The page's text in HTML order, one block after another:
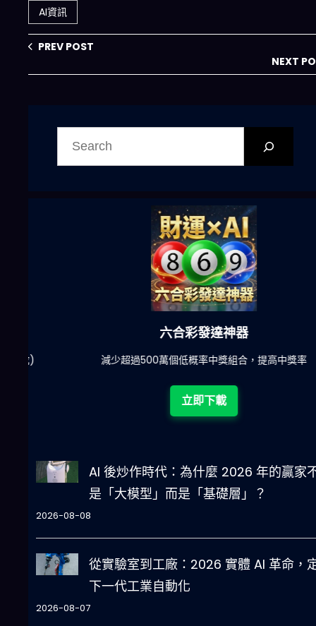
企業該怎麼接招？
AI資訊
PREV POST
NEXT
六合彩發達神器
減少超過500萬個低概率中獎組合，提高中獎率
立即下載
AI 後炒作時代：為什麼 2026 年的贏家
是「大模型」而是「基礎層」？
2026-08-08
從實驗室到工廠：2026 實體 AI 革命，
下一代工業自動化
2026-08-07